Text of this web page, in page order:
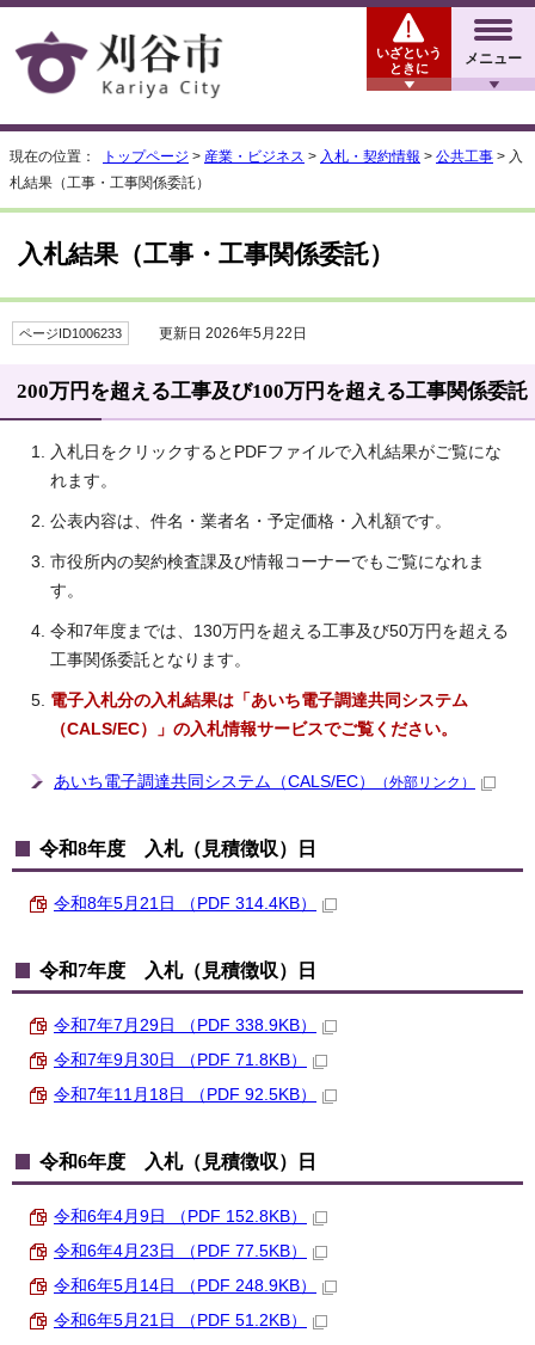
メニュー
いざという
ときに
現在の位置： トップページ > 産業・ビジネス > 入札・契約情報 > 公共工事 > 入
札結果（工事・工事関係委託）
入札結果（工事・工事関係委託）
ページID1006233 更新日 2026年5月22日
200万円を超える工事及び100万円を超える工事関係委託
入札日をクリックするとPDFファイルで入札結果がご覧にな
れます。
公表内容は、件名・業者名・予定価格・入札額です。
市役所内の契約検査課及び情報コーナーでもご覧になれま
す。
令和7年度までは、130万円を超える工事及び50万円を超える
工事関係委託となります。
電子入札分の入札結果は「あいち電子調達共同システム
（CALS/EC）」の入札情報サービスでご覧ください。
あいち電子調達共同システム（CALS/EC） （外部リンク）
令和8年度 入札（見積徴収）日
令和8年5月21日 （PDF 314.4KB）
令和7年度 入札（見積徴収）日
令和7年7月29日 （PDF 338.9KB）
令和7年9月30日 （PDF 71.8KB）
令和7年11月18日 （PDF 92.5KB）
令和6年度 入札（見積徴収）日
令和6年4月9日 （PDF 152.8KB）
令和6年4月23日 （PDF 77.5KB）
令和6年5月14日 （PDF 248.9KB）
令和6年5月21日 （PDF 51.2KB）